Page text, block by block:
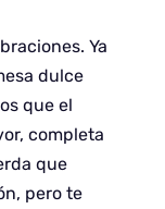
Ya
dulce
que el
completa
que
pero te